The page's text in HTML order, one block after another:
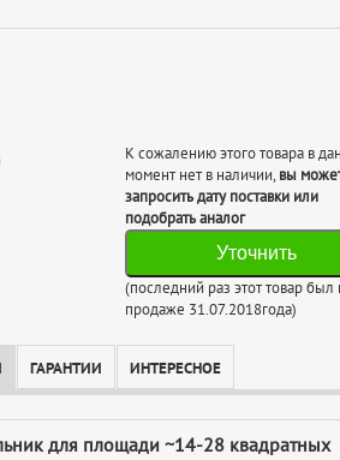
К сожалению этого товара в
момент нет в наличии, вы
запросить дату поставки или
подобрать аналог
Уточнить
(последний раз этот товар был
продаже 31.07.2018года)
ГАРАНТИИ ИНТЕРЕСНОЕ
для площади ~14-28 квадратных